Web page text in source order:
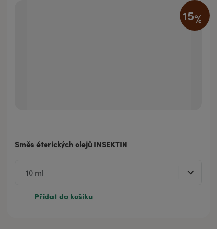
15%
Směs éterických olejů INSEKTIN
Přidat do košíku